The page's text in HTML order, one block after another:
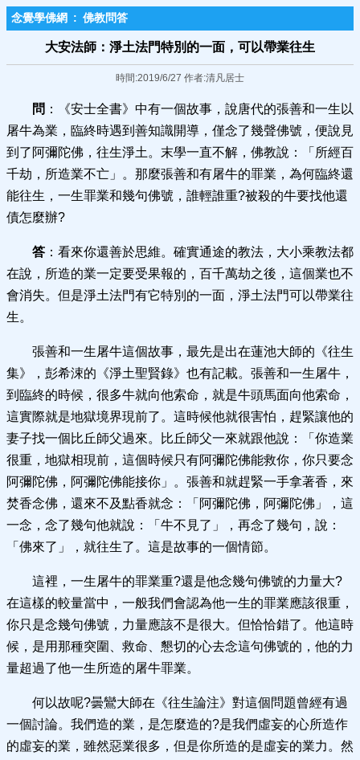
念覺學佛網 : 佛教問答
大安法師：淨土法門特別的一面，可以帶業往生
時間:2019/6/27 作者:清凡居士
問 ：《安士全書》中有一個故事，說唐代的張善和一生以
屠牛為業，臨終時遇到善知識開導，僅念了幾聲佛號，便說見
到了阿彌陀佛，往生淨土。末學一直不解，佛教說：「所經百
千劫，所造業不亡」。那麼張善和有屠牛的罪業，為何臨終還
能往生，一生罪業和幾句佛號，誰輕誰重?被殺的牛要找他還
債怎麼辦?
答 ：看來你還善於思維。確實通途的教法，大小乘教法都
在說，所造的業一定要受果報的，百千萬劫之後，這個業也不
會消失。但是淨土法門有它特別的一面，淨土法門可以帶業往
生。
張善和一生屠牛這個故事，最先是出在蓮池大師的《往生
集》，彭希涑的《淨土聖賢錄》也有記載。張善和一生屠牛，
到臨終的時候，很多牛就向他索命，就是牛頭馬面向他索命，
這實際就是地獄境界現前了。這時候他就很害怕，趕緊讓他的
妻子找一個比丘師父過來。比丘師父一來就跟他說：「你造業
很重，地獄相現前，這個時候只有阿彌陀佛能救你，你只要念
阿彌陀佛，阿彌陀佛能接你」。張善和就趕緊一手拿著香，來
焚香念佛，還來不及點香就念：「阿彌陀佛，阿彌陀佛」，這
一念，念了幾句他就說：「牛不見了」，再念了幾句，說：
「佛來了」，就往生了。這是故事的一個情節。
這裡，一生屠牛的罪業重?還是他念幾句佛號的力量大?
在這樣的較量當中，一般我們會認為他一生的罪業應該很重，
你只是念幾句佛號，力量應該不是很大。但恰恰錯了。他這時
候，是用那種突圍、救命、懇切的心去念這句佛號的，他的力
量超過了他一生所造的屠牛罪業。
何以故呢?曇鸞大師在《往生論注》對這個問題曾經有過
一個討論。我們造的業，是怎麼造的?是我們虛妄的心所造作
的虛妄的業，雖然惡業很多，但是你所造的是虛妄的業力。然